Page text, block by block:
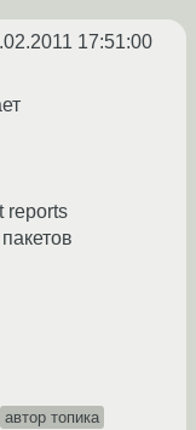
17:51:00
reports
автор топика